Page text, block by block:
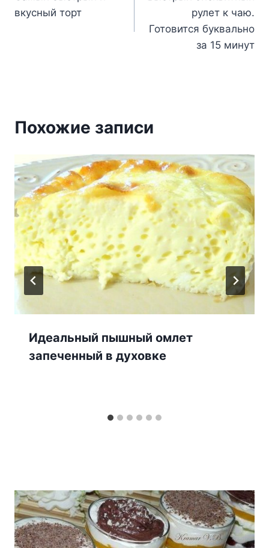
по
вкусный торт
рулет к чаю.
Готовится буквально
за 15 минут
Похожие записи
Идеальный пышный омлет
запеченный в духовке